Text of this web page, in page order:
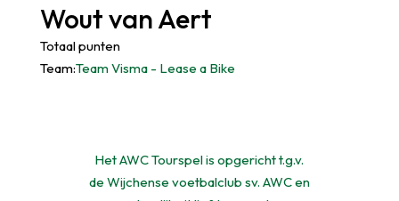
Wout van Aert
Totaal punten
Team:Team Visma - Lease a Bike
Het AWC Tourspel is opgericht t.g.v.
de Wijchense voetbalclub sv. AWC en